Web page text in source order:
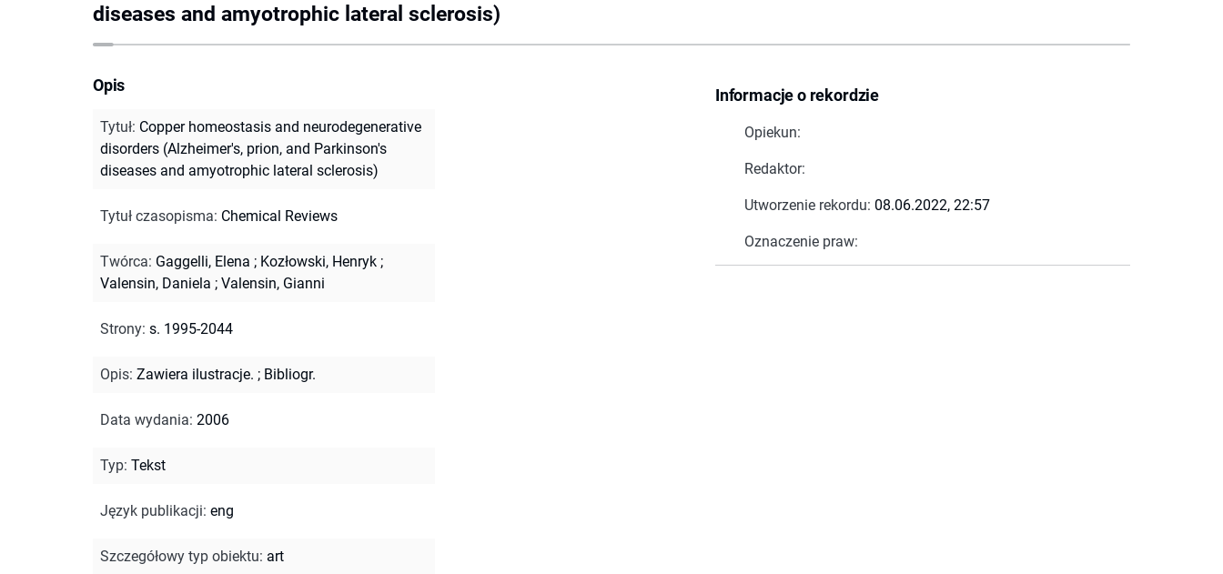
diseases and amyotrophic lateral sclerosis)
Informacje o rekordzie
Opiekun:
Redaktor:
Utworzenie rekordu: 08.06.2022, 22:57
Oznaczenie praw:
Opis
Tytuł: Copper homeostasis and neurodegenerative
disorders (Alzheimer's, prion, and Parkinson's
diseases and amyotrophic lateral sclerosis)
Tytuł czasopisma: Chemical Reviews
Twórca: Gaggelli, Elena ; Kozłowski, Henryk ;
Valensin, Daniela ; Valensin, Gianni
Strony: s. 1995-2044
Opis: Zawiera ilustracje. ; Bibliogr.
Data wydania: 2006
Typ: Tekst
Język publikacji: eng
Szczegółowy typ obiektu: art